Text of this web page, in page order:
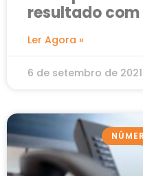
resultado com
Ler Agora »
6 de setembro de 2021